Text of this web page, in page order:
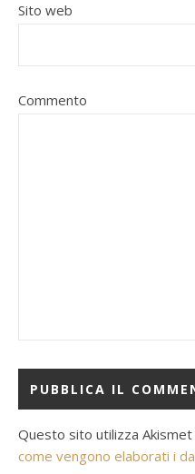
Sito web
Commento
Questo sito utilizza
come vengono elaborati i